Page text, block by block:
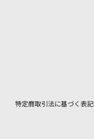
特定商取引法に基づく表記